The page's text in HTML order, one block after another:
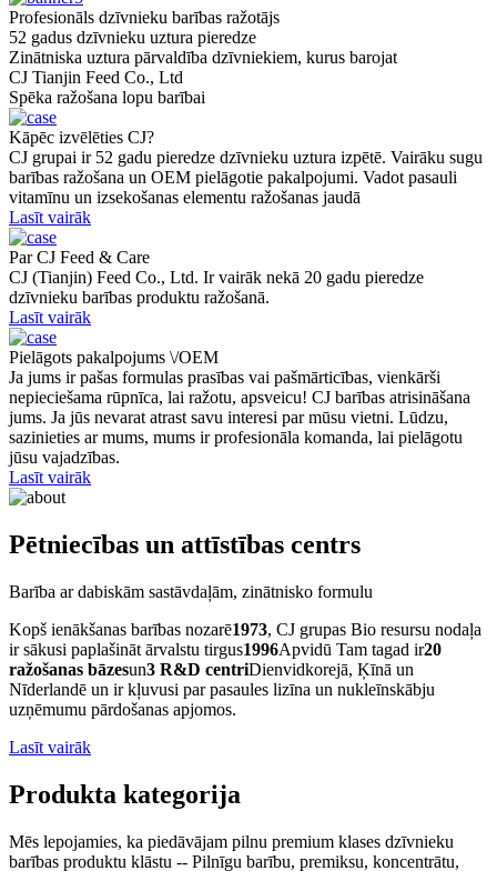
Profesionāls dzīvnieku barības ražotājs
52 gadus dzīvnieku uztura pieredze
Zinātniska uztura pārvaldība dzīvniekiem, kurus barojat
CJ Tianjin Feed Co., Ltd
Spēka ražošana lopu barībai
Kāpēc izvēlēties CJ?
CJ grupai ir 52 gadu pieredze dzīvnieku uztura izpētē. Vairāku sugu
barības ražošana un OEM pielāgotie pakalpojumi. Vadot pasauli
vitamīnu un izsekošanas elementu ražošanas jaudā
Lasīt vairāk
Par CJ Feed & Care
CJ (Tianjin) Feed Co., Ltd. Ir vairāk nekā 20 gadu pieredze
dzīvnieku barības produktu ražošanā.
Lasīt vairāk
Pielāgots pakalpojums \/OEM
Ja jums ir pašas formulas prasības vai pašmārticības, vienkārši
nepieciešama rūpnīca, lai ražotu, apsveicu! CJ barības atrisināšana
jums. Ja jūs nevarat atrast savu interesi par mūsu vietni. Lūdzu,
sazinieties ar mums, mums ir profesionāla komanda, lai pielāgotu
jūsu vajadzības.
Lasīt vairāk
Pētniecības un attīstības centrs
Barība ar dabiskām sastāvdaļām, zinātnisko formulu
Kopš ienākšanas barības nozarē1973, CJ grupas Bio resursu nodaļa
ir sākusi paplašināt ārvalstu tirgus1996Apvidū Tam tagad ir20
ražošanas bāzesun3 R&D centriDienvidkorejā, Ķīnā un
Nīderlandē un ir kļuvusi par pasaules lizīna un nukleīnskābju
uzņēmumu pārdošanas apjomos.
Lasīt vairāk
Produkta kategorija
Mēs lepojamies, ka piedāvājam pilnu premium klases dzīvnieku
barības produktu klāstu -- Pilnīgu barību, premiksu, koncentrātu,